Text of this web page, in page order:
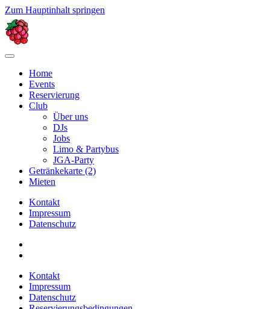
Zum Hauptinhalt springen
Home
Events
Reservierung
Club
Über uns
DJs
Jobs
Limo & Partybus
JGA-Party
Getränkekarte (2)
Mieten
Kontakt
Impressum
Datenschutz
Kontakt
Impressum
Datenschutz